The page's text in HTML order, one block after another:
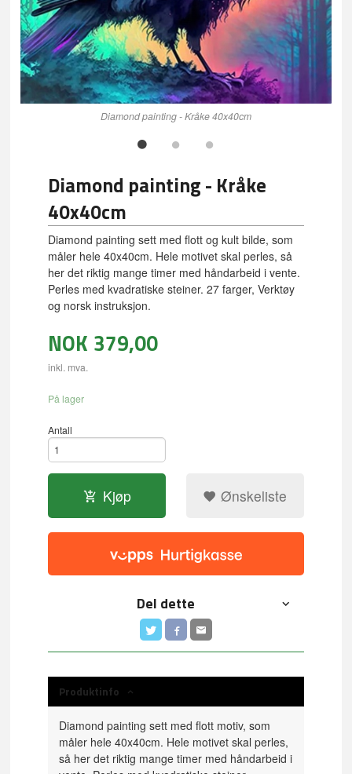
Diamond painting - Kråke 40x40cm
Diamond painting - Kråke
40x40cm
Diamond painting sett med flott og kult bilde, som
måler hele 40x40cm. Hele motivet skal perles, så
her det riktig mange timer med håndarbeid i vente.
Perles med kvadratiske steiner. 27 farger, Verktøy
og norsk instruksjon.
NOK 379,00
inkl. mva.
På lager
Antall
Kjøp Ønskeliste
Del dette
Produktinfo
Diamond painting sett med flott motiv, som
måler hele 40x40cm. Hele motivet skal perles,
så her det riktig mange timer med håndarbeid i